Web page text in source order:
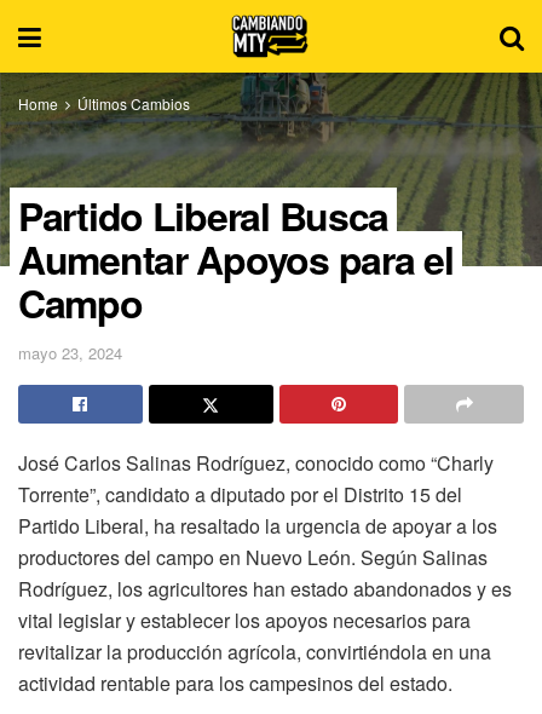
Home Últimos Cambios
Partido Liberal Busca
Aumentar Apoyos para el
Campo
mayo 23, 2024
José Carlos Salinas Rodríguez, conocido como “Charly
Torrente”, candidato a diputado por el Distrito 15 del
Partido Liberal, ha resaltado la urgencia de apoyar a los
productores del campo en Nuevo León. Según Salinas
Rodríguez, los agricultores han estado abandonados y es
vital legislar y establecer los apoyos necesarios para
revitalizar la producción agrícola, convirtiéndola en una
actividad rentable para los campesinos del estado.